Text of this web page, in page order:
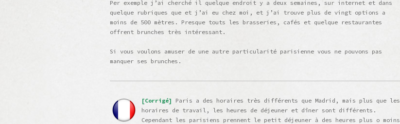
Per exemple j’ai cherché il quelque endroit y a deux semaines, sur internet et dans
quelque rubriques que et j’ai eu chez moi, et j’ai trouve plus de vingt options a
moins de 500 mètres. Presque touts les brasseries, cafés et quelque restaurantes
offrent brunches très intéressant.
Si vous voulons amuser de une autre particularité parisienne vous ne pouvons pas
manquer ses brunches.
[Corrigé]
Paris a des horaires très différents que Madrid, mais plus que les
horaires de travail, les heures de déjeuner et dîner sont différents.
Cependant les parisiens prennent le petit déjeuner à des heures plus o moins